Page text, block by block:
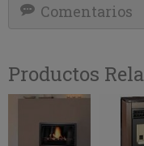
Comentarios
Productos